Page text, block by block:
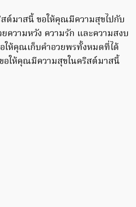
ต์มาสนี้ ขอให้คุณมีความสุขไปกับ
ความหวัง ความรัก และความสงบ
ให้คุณเก็บคำอวยพรทั้งหมดที่ได้
อให้คุณมีความสุขในคริสต์มาสนี้